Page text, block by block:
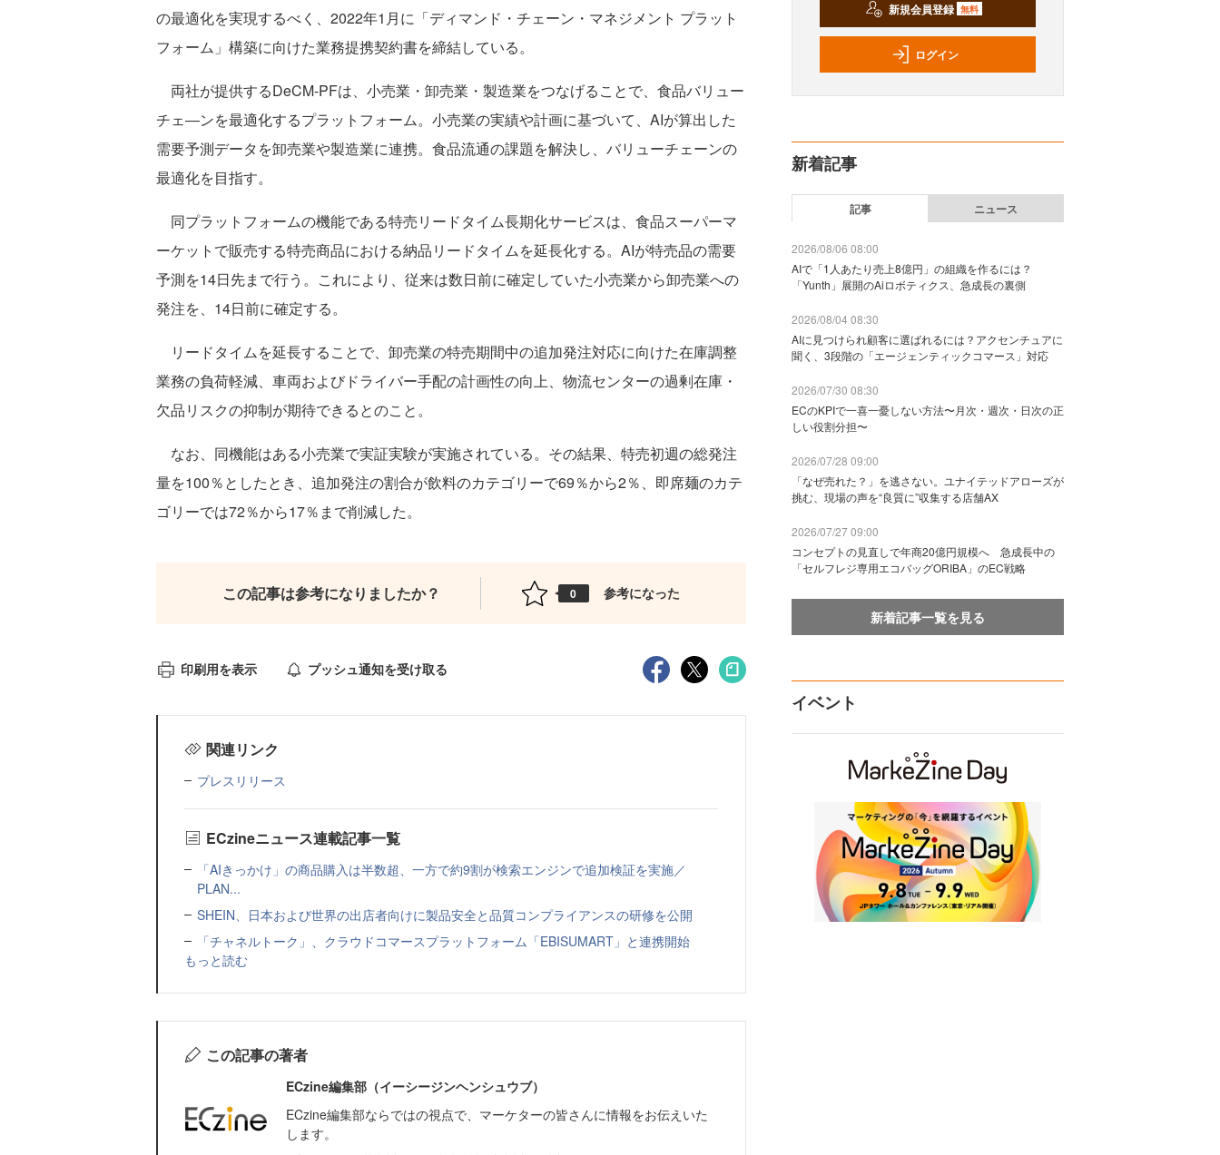
の最適化を実現するべく、2022年1月に「ディマンド・チェーン・マネジメント プラット
フォーム」構築に向けた業務提携契約書を締結している。
両社が提供するDeCM-PFは、小売業・卸売業・製造業をつなげることで、食品バリュー
チェ―ンを最適化するプラットフォーム。小売業の実績や計画に基づいて、AIが算出した
需要予測データを卸売業や製造業に連携。食品流通の課題を解決し、バリューチェーンの
最適化を目指す。
同プラットフォームの機能である特売リードタイム長期化サービスは、食品スーパーマ
ーケットで販売する特売商品における納品リードタイムを延長化する。AIが特売品の需要
予測を14日先まで行う。これにより、従来は数日前に確定していた小売業から卸売業への
発注を、14日前に確定する。
リードタイムを延長することで、卸売業の特売期間中の追加発注対応に向けた在庫調整
業務の負荷軽減、車両およびドライバー手配の計画性の向上、物流センターの過剰在庫・
欠品リスクの抑制が期待できるとのこと。
なお、同機能はある小売業で実証実験が実施されている。その結果、特売初週の総発注
量を100％としたとき、追加発注の割合が飲料のカテゴリーで69％から2％、即席麺のカテ
ゴリーでは72％から17％まで削減した。
この記事は参考になりましたか？ 0 参考になった
印刷用を表示 プッシュ通知を受け取る
関連リンク
プレスリリース
ECzineニュース連載記事一覧
「AIきっかけ」の商品購入は半数超、一方で約9割が検索エンジンで追加検証を実施／
PLAN...
SHEIN、日本および世界の出店者向けに製品安全と品質コンプライアンスの研修を公開
「チャネルトーク」、クラウドコマースプラットフォーム「EBISUMART」と連携開始
もっと読む
この記事の著者
ECzine編集部（イーシージンヘンシュウブ）
ECzine編集部ならではの視点で、マーケターの皆さんに情報をお伝えいた
します。
新規会員登録 無料
ログイン
新着記事
記事 ニュース
2026/08/06 08:00
AIで「1人あたり売上8億円」の組織を作るには？
「Yunth」展開のAiロボティクス、急成長の裏側
2026/08/04 08:30
AIに見つけられ顧客に選ばれるには？アクセンチュアに
聞く、3段階の「エージェンティックコマース」対応
2026/07/30 08:30
ECのKPIで一喜一憂しない方法〜月次・週次・日次の正
しい役割分担〜
2026/07/28 09:00
「なぜ売れた？」を逃さない。ユナイテッドアローズが
挑む、現場の声を“良質に”収集する店舗AX
2026/07/27 09:00
コンセプトの見直しで年商20億円規模へ 急成長中の
「セルフレジ専用エコバッグORIBA」のEC戦略
新着記事一覧を見る
イベント